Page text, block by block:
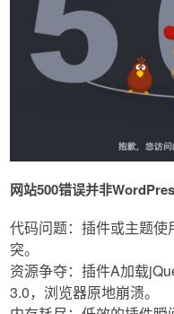
网站500错误并非
代码问题：插件或主题
突。
资源争夺​​：插件A加载
3.0，浏览器原地崩溃。